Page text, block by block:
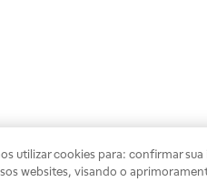
utilizar cookies para: confirmar
websites, visando o